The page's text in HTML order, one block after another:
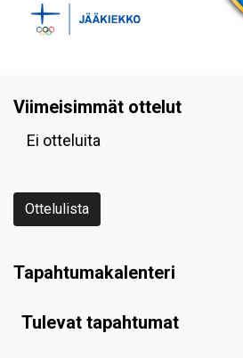
Viimeisimmät ottelut
Ei otteluita
Ottelulista
Tapahtumakalenteri
Tulevat tapahtumat